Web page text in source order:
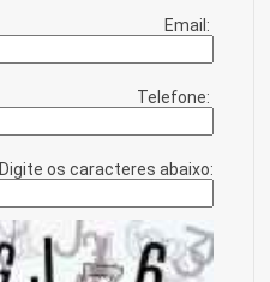
Email:
Telefone:
Digite os caracteres abaixo: